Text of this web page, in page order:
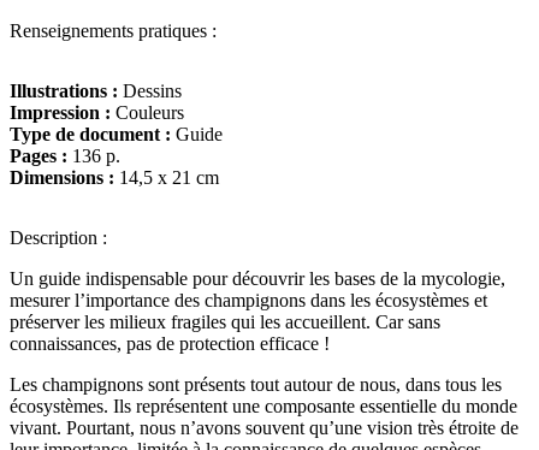
du
Champignons
Renseignements pratiques :
Illustrations : Dessins
Impression : Couleurs
Type de document : Guide
Pages : 136 p.
Dimensions : 14,5 x 21 cm
Description :
Un guide indispensable pour découvrir les bases de la mycologie,
mesurer l’importance des champignons dans les écosystèmes et
préserver les milieux fragiles qui les accueillent. Car sans
connaissances, pas de protection efficace !
Les champignons sont présents tout autour de nous, dans tous les
écosystèmes. Ils représentent une composante essentielle du monde
vivant. Pourtant, nous n’avons souvent qu’une vision très étroite de